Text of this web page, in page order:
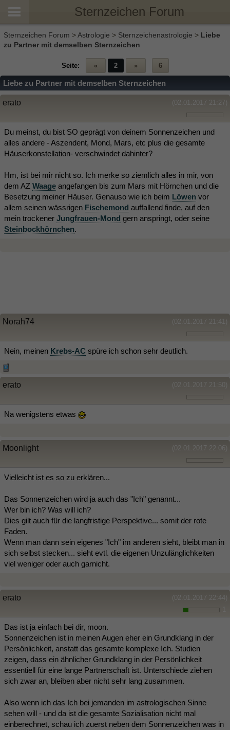
Sternzeichen Forum
Sternzeichen Forum >Astrologie > Sternzeichenastrologie > Liebe
zu Partner mit demselben Sternzeichen
Seite: « 2 » 6
Liebe zu Partner mit demselben Sternzeichen
(02.01.2017 21:27)
erato
Du meinst, du bist SO geprägt von deinem Sonnenzeichen und
alles andere - Aszendent, Mond, Mars, etc plus die gesamte
Häuserkonstellation- verschwindet dahinter?
Hm, ist bei mir nicht so. Ich merke so ziemlich alles in mir, von
dem AZ Waage angefangen bis zum Mars mit Hörnchen und die
Besetzung meiner Häuser. Genauso wie ich beim Löwen vor
allem seinen wässrigen Fischemond auffallend finde, auf den
mein trockener Jungfrauen-Mond gern anspringt, oder seine
Steinbockhörnchen.
(02.01.2017 21:41)
Norah74
Nein, meinen Krebs-AC spüre ich schon sehr deutlich.
(02.01.2017 21:50)
erato
Na wenigstens etwas
(02.01.2017 22:06)
Moonlight
Vielleicht ist es so zu erklären...
Das Sonnenzeichen wird ja auch das "Ich" genannt...
Wer bin ich? Was will ich?
Dies gilt auch für die langfristige Perspektive... somit der rote
Faden.
Wenn man dann sein eigenes "Ich" im anderen sieht, bleibt man in
sich selbst stecken... sieht evtl. die eigenen Unzulänglichkeiten
viel weniger oder auch garnicht.
(02.01.2017 22:44)
erato
Das ist ja einfach bei dir, moon.
Sonnenzeichen ist in meinen Augen eher ein Grundklang in der
Persönlichkeit, anstatt das gesamte komplexe Ich. Studien
zeigen, dass ein ähnlicher Grundklang in der Persönlichkeit
essentiell für eine lange Partnerschaft ist. Unterschiede ziehen
sich zwar an, bleiben aber nicht sehr lang zusammen.
Also wenn ich das Ich bei jemanden im astrologischen Sinne
sehen will - und da ist die gesamte Sozialisation nicht mal
einberechnet, schau ich zuerst neben dem Sonnenzeichen was in